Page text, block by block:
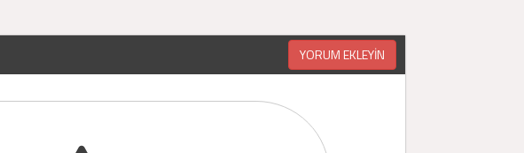
YORUM EKLEYİN